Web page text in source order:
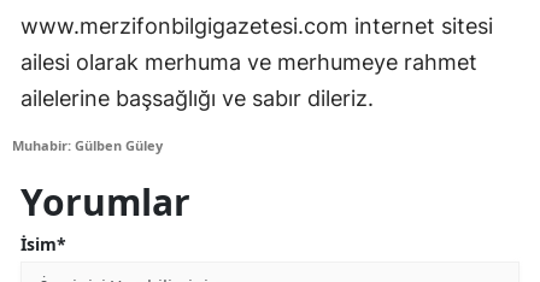
www.merzifonbilgigazetesi.com internet sitesi
ailesi olarak merhuma ve merhumeye rahmet
ailelerine başsağlığı ve sabır dileriz.
Muhabir: Gülben Güley
Yorumlar
İsim*